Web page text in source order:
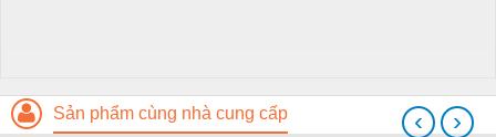
Sản phẩm cùng nhà cung cấp ‹ ›